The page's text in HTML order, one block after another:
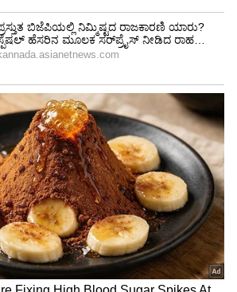
ಮತ್ತು ಬೇಳೆ
ಮತ್ತು ಬೇಳೆಗಳನ್ನು
2-3 ದಿನಗಳಿಗಿಂತ
ಬ್ಯಾಕ್ಟೀರಿಯಾಗಳು